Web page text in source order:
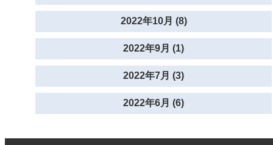
2022年10月 (8)
2022年9月 (1)
2022年7月 (3)
2022年6月 (6)